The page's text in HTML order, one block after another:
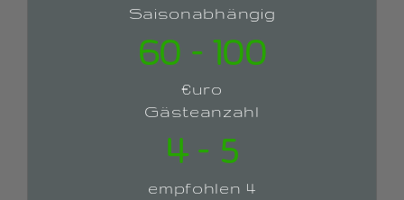
Saisonabhängig
60 – 100
€uro
Gästeanzahl
4 – 5
empfohlen 4